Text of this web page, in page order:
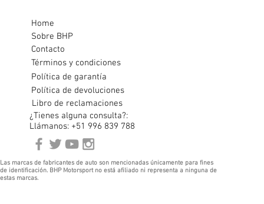
Home
Sobre BHP
Contacto
Términos y condiciones
Política de garantía
Política de devoluciones
Libro de reclamaciones
¿Tienes alguna consulta?:
Llámanos: +51 996 839 788
Las marcas de fabricantes de auto son mencionadas únicamente para fines
de identificación. BHP Motorsport no está afiliado ni representa a ninguna de
estas marcas.